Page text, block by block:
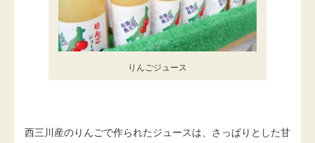
りんごジュース
西三川産のりんごで作られたジュースは、さっぱりとした甘